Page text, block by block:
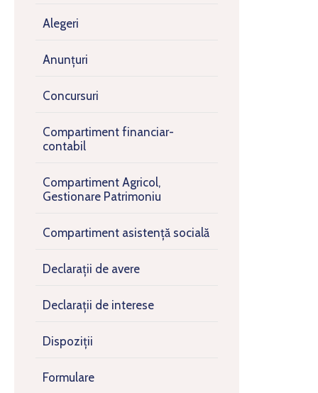
Alegeri
Anunțuri
Concursuri
Compartiment financiar-
contabil
Compartiment Agricol,
Gestionare Patrimoniu
Compartiment asistență socială
Declarații de avere
Declarații de interese
Dispoziții
Formulare